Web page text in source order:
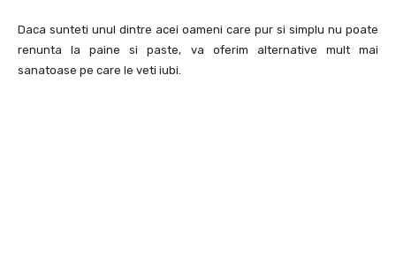
Daca sunteti unul dintre acei oameni care pur si simplu nu poate
renunta la paine si paste, va oferim alternative mult mai
sanatoase pe care le veti iubi.